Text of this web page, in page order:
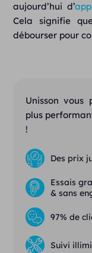
aujourd’hui d’
Cela signifie
débourser pour
Unisson vous
plus
!
Des prix
Essais
& sans
97% de
Suivi